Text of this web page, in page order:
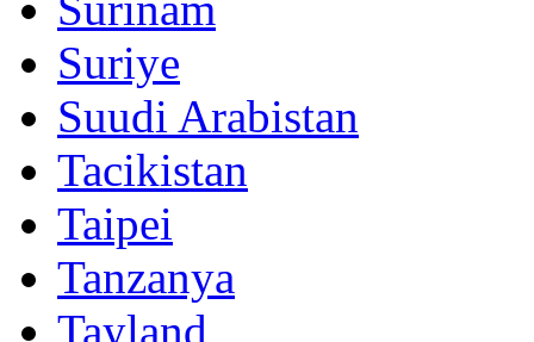
Suriye
Suudi Arabistan
Tacikistan
Taipei
Tanzanya
Tayland